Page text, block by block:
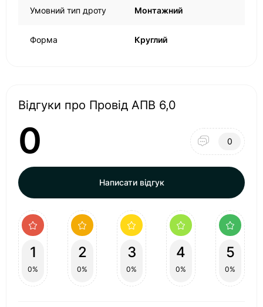
Умовний тип дроту Монтажний
Форма Круглий
Відгуки про Провід АПВ 6,0
0 0
Написати відгук
1
0%
2
0%
3
0%
4
0%
5
0%